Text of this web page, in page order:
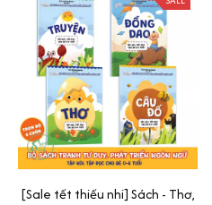
[Sale tết thiếu nhi] Sách - Thơ,